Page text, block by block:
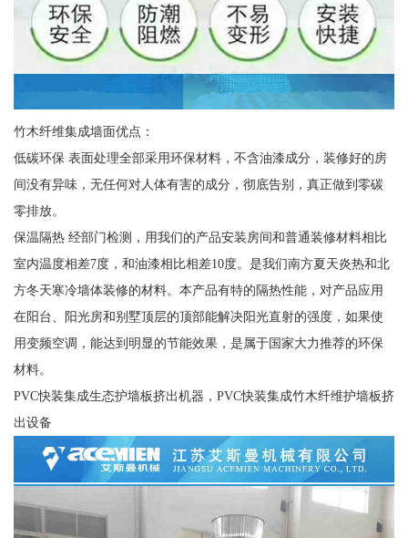
竹木纤维集成墙面优点：
低碳环保 表面处理全部采用环保材料，不含油漆成分，装修好的房
间没有异味，无任何对人体有害的成分，彻底告别，真正做到零碳
零排放。
保温隔热 经部门检测，用我们的产品安装房间和普通装修材料相比
室内温度相差7度，和油漆相比相差10度。是我们南方夏天炎热和北
方冬天寒冷墙体装修的材料。本产品有特的隔热性能，对产品应用
在阳台、阳光房和别墅顶层的顶部能解决阳光直射的强度，如果使
用变频空调，能达到明显的节能效果，是属于国家大力推荐的环保
材料。
PVC快装集成生态护墙板挤出机器，PVC快装集成竹木纤维护墙板挤
出设备